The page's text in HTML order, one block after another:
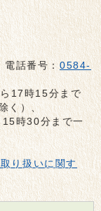
電話番号：0584-
17時15分まで
く）、
時30分まで一
り扱いに関す